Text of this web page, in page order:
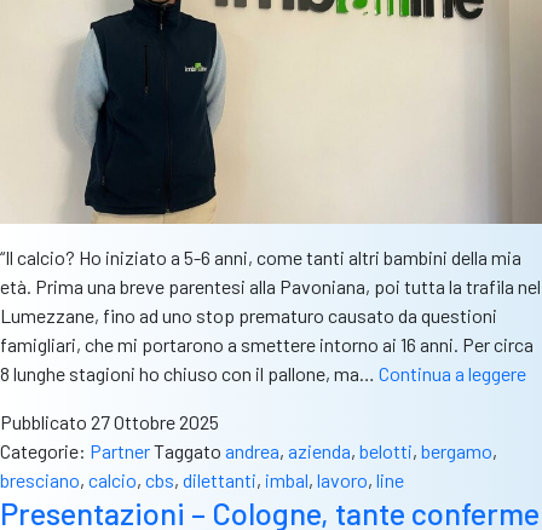
“Il calcio? Ho iniziato a 5-6 anni, come tanti altri bambini della mia
età. Prima una breve parentesi alla Pavoniana, poi tutta la trafila nel
Lumezzane, fino ad uno stop prematuro causato da questioni
famigliari, che mi portarono a smettere intorno ai 16 anni. Per circa
8 lunghe stagioni ho chiuso con il pallone, ma… Continua a leggere
Pubblicato 27 Ottobre 2025
Categorie: PartnerTaggato andrea, azienda, belotti, bergamo,
bresciano, calcio, cbs, dilettanti, imbal, lavoro, line
Presentazioni – Cologne, tante conferme